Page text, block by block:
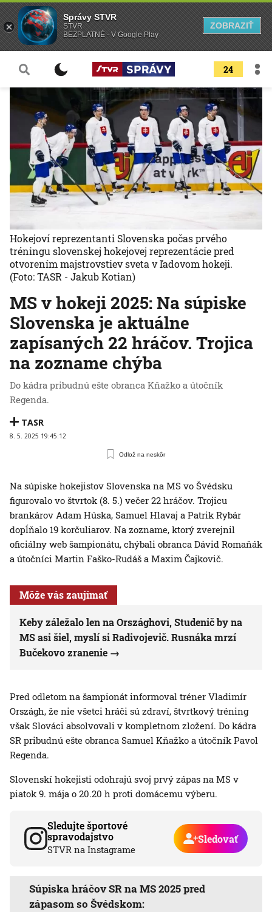
24
MS v hokeji 2025: Na súpiske
Slovenska je aktuálne
zapísaných 22 hráčov. Trojica
na zozname chýba
Do kádra pribudnú ešte obranca Kňažko a útočník
Regenda.
TASR
8. 5. 2025 19:45:12
Odlož na neskôr
Hokejoví reprezentanti Slovenska počas prvého
tréningu slovenskej hokejovej reprezentácie pred
otvorením majstrovstiev sveta v ľadovom hokeji.
(Foto: TASR - Jakub Kotian)
Na súpiske hokejistov Slovenska na MS vo Švédsku
figurovalo vo štvrtok (8. 5.) večer 22 hráčov. Trojicu
brankárov Adam Húska, Samuel Hlavaj a Patrik Rybár
dopĺňalo 19 korčuliarov. Na zozname, ktorý zverejnil
oficiálny web šampionátu, chýbali obranca Dávid Romaňák
a útočníci Martin Faško-Rudáš a Maxim Čajkovič.
Môže vás zaujímať
Keby záležalo len na Országhovi, Studenič by na
MS asi šiel, myslí si Radivojevič. Rusnáka mrzí
Bučekovo zranenie
Pred odletom na šampionát informoval tréner Vladimír
Országh, že nie všetci hráči sú zdraví, štvrtkový tréning
však Slováci absolvovali v kompletnom zložení. Do kádra
SR pribudnú ešte obranca Samuel Kňažko a útočník Pavol
Regenda.
Slovenskí hokejisti odohrajú svoj prvý zápas na MS v
piatok 9. mája o 20.20 h proti domácemu výberu.
Sledujte športové
spravodajstvo
STVR na Instagrame
Sledovať
Súpiska hráčov SR na MS 2025 pred
zápasom so Švédskom:
Správy STVR
STVR
BEZPLATNÉ - V Google Play
ZOBRAZIŤ